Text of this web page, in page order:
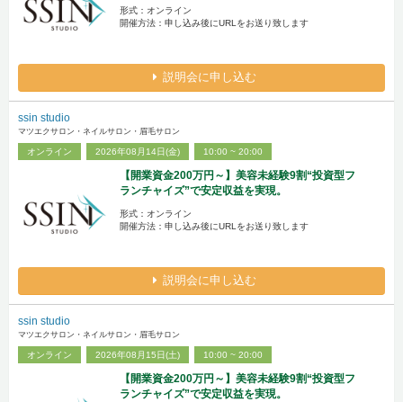
形式：オンライン
開催方法：申し込み後にURLをお送り致します
説明会に申し込む
ssin studio
マツエクサロン・ネイルサロン・眉毛サロン
オンライン 2026年08月14日(金) 10:00 ~ 20:00
【開業資金200万円～】美容未経験9割“投資型フ
ランチャイズ”で安定収益を実現。
形式：オンライン
開催方法：申し込み後にURLをお送り致します
説明会に申し込む
ssin studio
マツエクサロン・ネイルサロン・眉毛サロン
オンライン 2026年08月15日(土) 10:00 ~ 20:00
【開業資金200万円～】美容未経験9割“投資型フ
ランチャイズ”で安定収益を実現。